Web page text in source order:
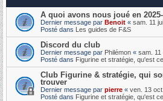
A quoi avons nous joué en
Dernier message par Benoit « sam. 11
Posté dans Les guides de F&S
Discord du club
Dernier message par Philémon « sam. 11
Posté dans Figurine et stratégie, qu'est
Club Figurine & stratégie, qui
trouver
Dernier message par pierre « ven. 13
Posté dans Figurine et stratégie, qu'est